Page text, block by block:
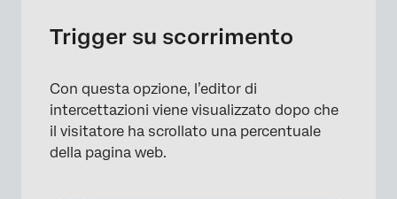
Trigger su scorrimento
Con questa opzione, l’editor di
intercettazioni viene visualizzato dopo che
il visitatore ha scrollato una percentuale
della pagina web.